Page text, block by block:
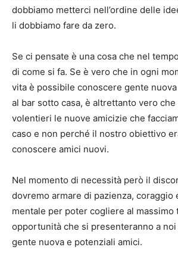
dobbiamo metterci nell’ordine delle
li dobbiamo fare da zero.
Se ci pensate è una cosa che nel
di come si fa. Se è vero che in ogni
vita è possibile conoscere gente
al bar sotto casa, è altrettanto vero che
volentieri le nuove amicizie che
caso e non perché il nostro obiettivo
conoscere amici nuovi.
Nel momento di necessità però il
dovremo armare di pazienza, coraggio
mentale per poter cogliere al massimo
opportunità che si presenteranno a
gente nuova e potenziali amici.